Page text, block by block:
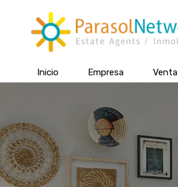
Inicio Empresa Venta